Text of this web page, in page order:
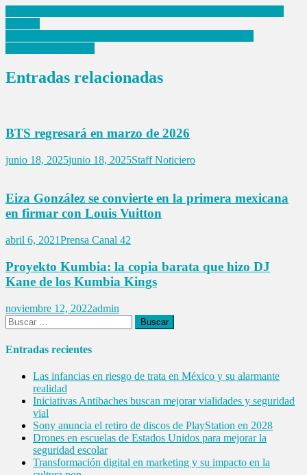
Navegación
de
entradas
Entradas relacionadas
BTS regresará en marzo de 2026
junio 18, 2025junio 18, 2025Staff Noticiero
Eiza González se convierte en la primera mexicana
en firmar con Louis Vuitton
abril 6, 2021Prensa Canal 42
Proyekto Kumbia: la copia barata que hizo DJ
Kane de los Kumbia Kings
noviembre 12, 2022admin
Buscar:
Entradas recientes
Las infancias en riesgo de trata en México y su alarmante
realidad
Iniciativas Antibaches buscan mejorar vialidades y seguridad
vial
Sony anuncia el retiro de discos de PlayStation en 2028
Drones en escuelas de Estados Unidos para mejorar la
seguridad escolar
Transformación digital en marketing y su impacto en la